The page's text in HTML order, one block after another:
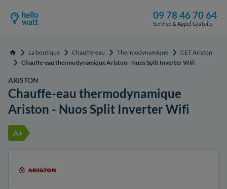
09 78 46 70 64
Service & Appel Gratuits
Accueil La boutique Chauffe-eau Thermodynamique
CET Ariston
Chauffe-eau thermodynamique Ariston - Nuos Split Inverter Wifi
ARISTON
Chauffe-eau thermodynamique
Ariston - Nuos Split Inverter Wifi
A+